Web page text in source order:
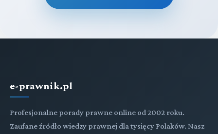
e-prawnik.pl
Profesjonalne porady prawne online od 2002 roku.
Zaufane źródło wiedzy prawnej dla tysięcy Polaków. Nasz